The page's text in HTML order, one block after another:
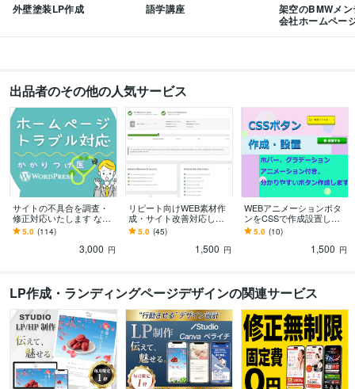
外壁塗装LP作成 語学講座
架空のBMWメ
会社ホームペー
出品者のその他の人気サービス
サイトの不具合を調査・
修正対応いたします なん
でもOK ♪お気軽にご相談
ください
5.0 (114)
3,000 円
リピート向けWEB素材作
成・サイト改善対応しま
す WEB素材・サイト高速
化・不具合修正・その他
5.0 (45)
1,500 円
WEBアニメーションボタ
ンをCSSで作成設置しま
す ♪CTAボタンのABテス
トにもおすすめです♪
5.0 (10)
1,500 円
LP作成・ランディングページデザインの関連サービス